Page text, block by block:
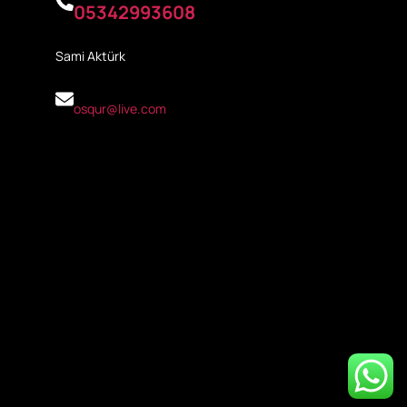
05342993608
Sami Aktürk
osqur@live.com